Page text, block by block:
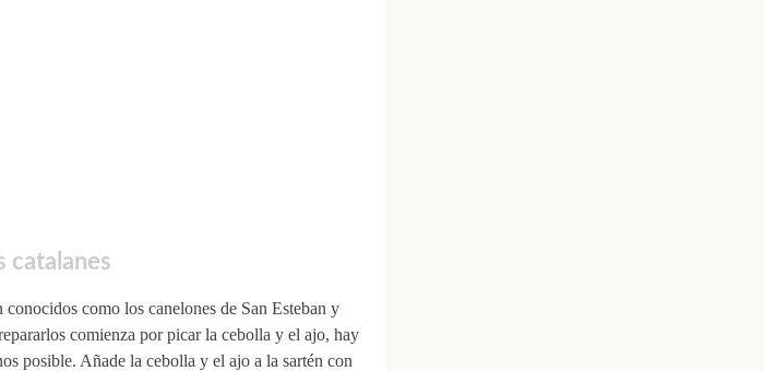
catalanes
como los canelones de San Esteban y
comienza por picar la cebolla y el ajo, hay
posible. Añade la cebolla y el ajo a la sartén con